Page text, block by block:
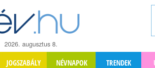
2026. augusztus 8.
JOGSZABÁLY NÉVNAPOK TRENDEK